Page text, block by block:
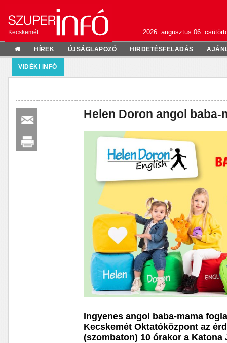
Kecskemét 2026. augusztus 06.
HÍREK ÚJSÁGLAPOZÓ HIRDETÉSFELADÁS
VIDÉKI INFÓ
Helen Doron angol baba-
Ingyenes angol baba-mama
Kecskemét Oktatóközpont az
(szombaton) 10 órakor a Katona